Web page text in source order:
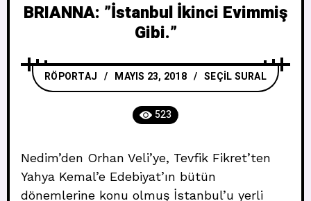
BRIANNA: ”İstanbul İkinci Evimmiş
Gibi.”
RÖPORTAJ MAYIS 23, 2018 SEÇIL SURAL
523
Nedim’den Orhan Veli’ye, Tevfik Fikret’ten
Yahya Kemal’e Edebiyat’ın bütün
dönemlerine konu olmuş İstanbul’u yerli